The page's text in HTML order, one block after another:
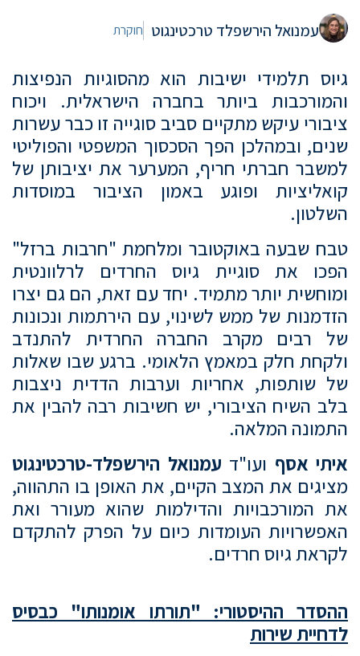
גיוס תלמידי ישיבות הוא מהסוגיות הנפיצות
והמורכבות ביותר בחברה הישראלית. ויכוח
ציבורי עיקש מתקיים סביב סוגייה זו כבר עשרות
שנים, ובמהלכן הפך הסכסוך המשפטי והפוליטי
למשבר חברתי חריף, המערער את יציבותן של
קואליציות ופוגע באמון הציבור במוסדות
השלטון.
טבח שבעה באוקטובר ומלחמת "חרבות ברזל"
הפכו את סוגיית גיוס החרדים לרלוונטית
ומוחשית יותר מתמיד. יחד עם זאת, הם גם יצרו
הזדמנות של ממש לשינוי, עם הירתמות ונכונות
של רבים מקרב החברה החרדית להתנדב
ולקחת חלק במאמץ הלאומי. ברגע שבו שאלות
של שותפות, אחריות וערבות הדדית ניצבות
בלב השיח הציבורי, יש חשיבות רבה להבין את
התמונה המלאה.
איתי אסף ועו"ד עמנואל הירשפלד-טרכטינגוט
מציגים את המצב הקיים, את האופן בו התהווה,
את המורכבויות והדילמות שהוא מעורר ואת
האפשרויות העומדות כיום על הפרק להתקדם
לקראת גיוס חרדים.
ההסדר ההיסטורי: "תורתו אומנותו" כבסיס
לדחיית שירות
עמנואל הירשפלד טרכטינגוט חוקרת